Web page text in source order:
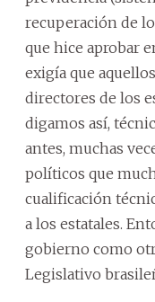
recuperación de
que hice aprobar
exigía que
directores de los
digamos así,
antes, muchas
políticos que
cualificación
a los estatales.
gobierno como
Legislativo